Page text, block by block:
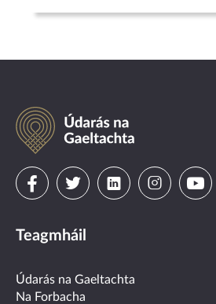
Údarás
na
Gaeltachta
Visit
on
facebook
Visit
on
twitter
Visit
linkedin
Visit
Teagmháil
Údarás na Gaeltachta
Na Forbacha